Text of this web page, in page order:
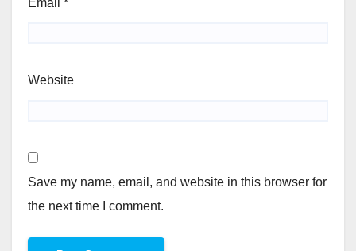
Website
Save my name, email, and website in this browser for
the next time I comment.